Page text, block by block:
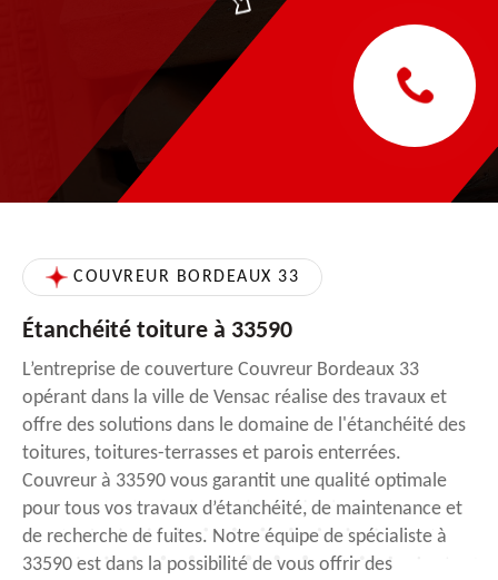
COUVREUR BORDEAUX 33
Étanchéité toiture à 33590
L’entreprise de couverture Couvreur Bordeaux 33
opérant dans la ville de Vensac réalise des travaux et
offre des solutions dans le domaine de l'étanchéité des
toitures, toitures-terrasses et parois enterrées.
Couvreur à 33590 vous garantit une qualité optimale
pour tous vos travaux d’étanchéité, de maintenance et
de recherche de fuites. Notre équipe de spécialiste à
33590 est dans la possibilité de vous offrir des